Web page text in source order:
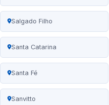
Salgado Filho
Santa Catarina
Santa Fé
Sanvitto